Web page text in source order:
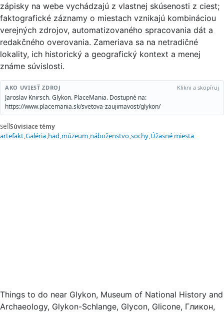
zápisky na webe vychádzajú z vlastnej skúsenosti z ciest;
faktografické záznamy o miestach vznikajú kombináciou
verejných zdrojov, automatizovaného spracovania dát a
redakčného overovania. Zameriava sa na netradičné
lokality, ich historický a geografický kontext a menej
známe súvislosti.
AKO UVIESŤ ZDROJ Klikni a skopíruj
Jaroslav Knirsch. Glykon. PlaceMania. Dostupné na:
https://www.placemania.sk/svetova-zaujimavost/glykon/
sellSúvisiace témy
artefakt Galéria had múzeum náboženstvo sochy Úžasné miesta
Things to do near Glykon, Museum of National History and
Archaeology, Glykon-Schlange, Glycon, Glicone, Гликон,